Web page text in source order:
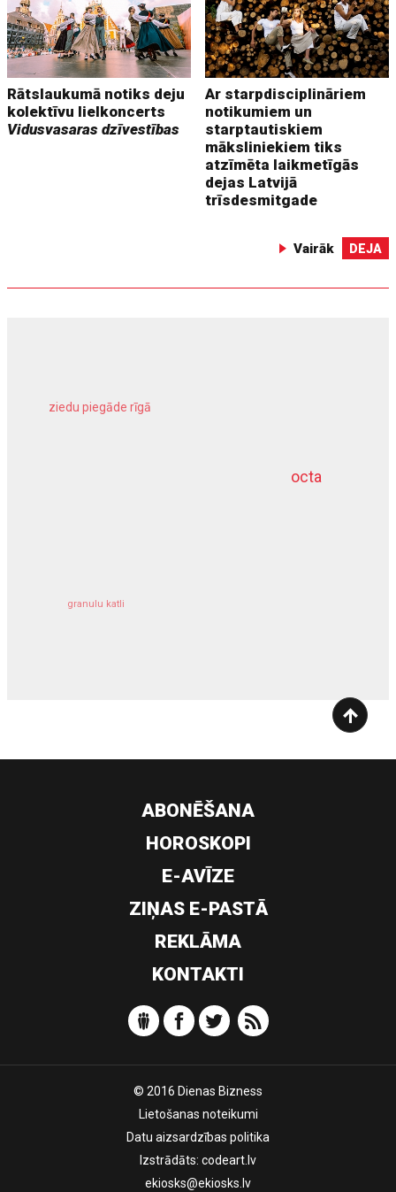
Rātslaukumā notiks deju
kolektīvu lielkoncerts
Vidusvasaras dzīvestības
Ar starpdisciplināriem
notikumiem un
starptautiskiem
māksliniekiem tiks
atzīmēta laikmetīgās
dejas Latvijā
trīsdesmitgade
Vairāk DEJA
octa
ziedu piegāde rīgā
granulu katli
dziļurbums
ABONĒŠANA
HOROSKOPI
E-AVĪZE
ZIŅAS E-PASTĀ
REKLĀMA
KONTAKTI
© 2016 Dienas Bizness
Lietošanas noteikumi
Datu aizsardzības politika
Izstrādāts: codeart.lv
ekiosks@ekiosks.lv